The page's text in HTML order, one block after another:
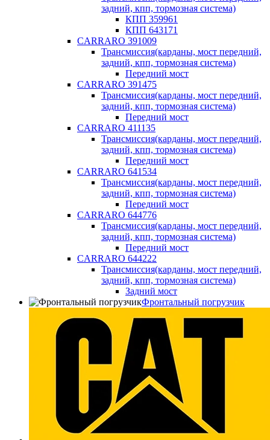
задний, кпп, тормозная система)
КПП 359961
КПП 643171
CARRARO 391009
Трансмиссия(карданы, мост передний,
задний, кпп, тормозная система)
Передний мост
CARRARO 391475
Трансмиссия(карданы, мост передний,
задний, кпп, тормозная система)
Передний мост
CARRARO 411135
Трансмиссия(карданы, мост передний,
задний, кпп, тормозная система)
Передний мост
CARRARO 641534
Трансмиссия(карданы, мост передний,
задний, кпп, тормозная система)
Передний мост
CARRARO 644776
Трансмиссия(карданы, мост передний,
задний, кпп, тормозная система)
Передний мост
CARRARO 644222
Трансмиссия(карданы, мост передний,
задний, кпп, тормозная система)
Задний мост
Фронтальный погрузчик